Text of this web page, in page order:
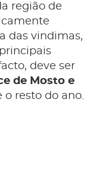
região de
das vindimas,
deve ser
de Mosto e
o resto do ano.